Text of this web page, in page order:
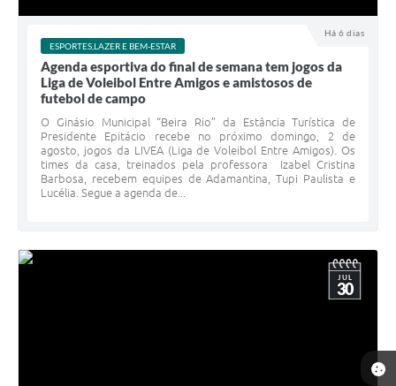
Há 6 dias
ESPORTES,LAZER E BEM-ESTAR
Agenda esportiva do final de semana tem jogos da
Liga de Voleibol Entre Amigos e amistosos de
futebol de campo
O Ginásio Municipal “Beira Rio” da Estância Turística de
Presidente Epitácio recebe no próximo domingo, 2 de
agosto, jogos da LIVEA (Liga de Voleibol Entre Amigos). Os
times da casa, treinados pela professora Izabel Cristina
Barbosa, recebem equipes de Adamantina, Tupi Paulista e
Lucélia. Segue a agenda de...
JUL
30